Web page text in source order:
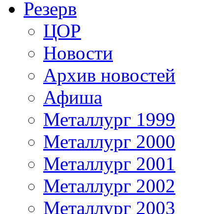
Резерв
ЦОР
Новости
Архив новостей
Афиша
Металлург 1999
Металлург 2000
Металлург 2001
Металлург 2002
Металлург 2003